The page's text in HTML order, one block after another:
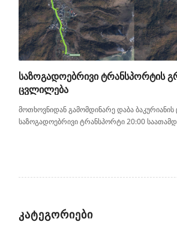
ᲡᲐᲖᲝᲒᲐᲓᲝᲔᲑᲠᲘᲕᲘ ᲢᲠᲐᲜᲡᲞᲝᲠᲢᲘᲡ
ᲪᲕᲚᲘᲚᲔᲑᲐ
მოთხოვნიდან გამომდინარე დაბა
საზოგადოებრივი ტრანსპორტი 20:00
ᲙᲐᲢᲔᲒᲝᲠᲘᲔᲑᲘ